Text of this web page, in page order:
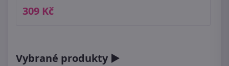
309 Kč
Vybrané produkty ►